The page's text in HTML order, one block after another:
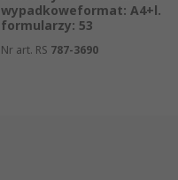
wypadkoweformat: A4+l.
formularzy: 53
Nr art. RS 787-3690